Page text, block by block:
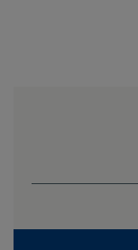
Hospital og